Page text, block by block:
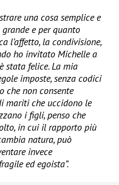
una cosa semplice e
e per quanto
l’affetto, la condivisione,
ho invitato Michelle a
stata felice. La mia
imposte, senza codici
che non consente
mariti che uccidono le
i figli, penso che
in cui il rapporto più
natura, può
invece
ed egoista”.